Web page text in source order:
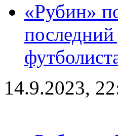
«Рубин»
14.9.2023,